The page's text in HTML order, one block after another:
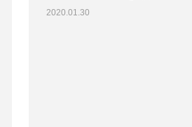
2020.01.30